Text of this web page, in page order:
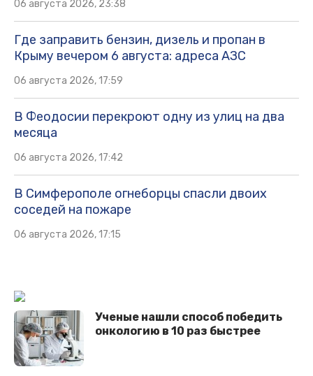
06 августа 2026, 23:38
Где заправить бензин, дизель и пропан в
Крыму вечером 6 августа: адреса АЗС
06 августа 2026, 17:59
В Феодосии перекроют одну из улиц на два
месяца
06 августа 2026, 17:42
В Симферополе огнеборцы спасли двоих
соседей на пожаре
06 августа 2026, 17:15
Ученые нашли способ победить
онкологию в 10 раз быстрее